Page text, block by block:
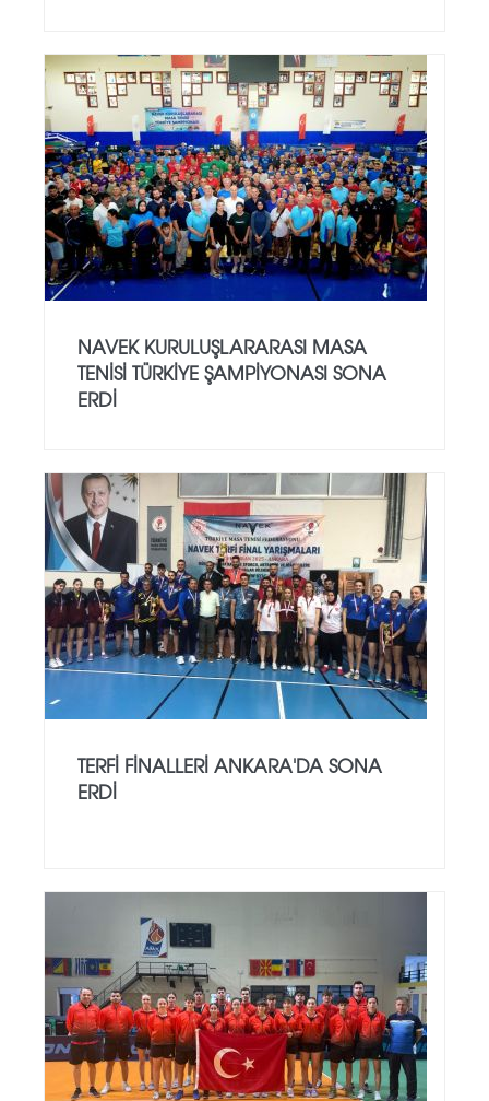
NAVEK KURULUŞLARARASI MASA
TENISI TÜRKIYE ŞAMPIYONASI SONA
ERDI
TERFI FINALLERI ANKARA'DA SONA
ERDI